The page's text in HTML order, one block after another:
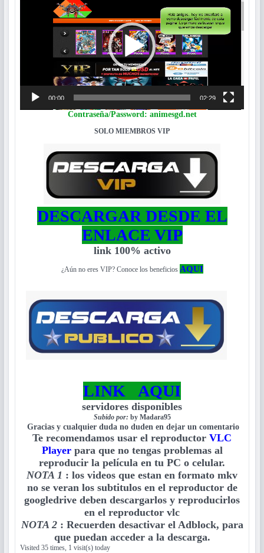
00:00 02:29
Contraseña/Password: animesgd.net
SOLO MIEMBROS VIP
DESCARGAR DESDE EL
ENLACE VIP
link 100% activo
¿Aún no eres VIP? Conoce los beneficios AQUI
LINK AQUI
servidores disponibles
Subido por: by Madara95
Gracias y cualquier duda no duden en dejar un comentario
Te recomendamos usar el reproductor VLC
Playerpara que no tengas problemas al
reproducir la película en tu PC o celular.
NOTA 1 : los videos que estan en formato mkv
no se veran los subtitulos en el reproductor de
googledrive deben descargarlos y reproducirlos
en el reproductor vlc
NOTA 2 : Recuerden desactivar el Adblock, para
que puedan acceder a la descarga.
Visited 35 times, 1 visit(s) today